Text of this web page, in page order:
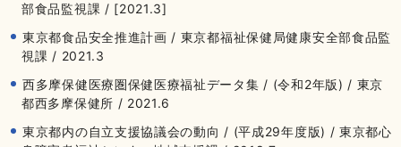
部食品監視課 / [2021.3]
東京都食品安全推進計画 / 東京都福祉保健局健康安全部食品監
視課 / 2021.3
西多摩保健医療圏保健医療福祉データ集 / (令和2年版) / 東京
都西多摩保健所 / 2021.6
東京都内の自立支援協議会の動向 / (平成29年度版) / 東京都心